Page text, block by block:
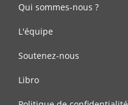
Qui sommes-nous ?
L'équipe
Soutenez-nous
Libro